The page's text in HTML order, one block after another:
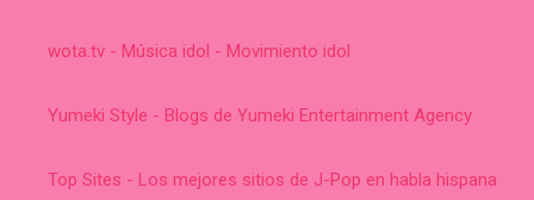
wota.tv - Música idol - Movimiento idol
Yumeki Style - Blogs de Yumeki Entertainment Agency
Top Sites - Los mejores sitios de J-Pop en habla hispana